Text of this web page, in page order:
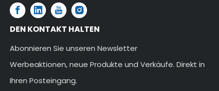
DEN KONTAKT HALTEN
Abonnieren Sie unseren Newsletter
Werbeaktionen, neue Produkte und Verkäufe. Direkt in
Ihren Posteingang.